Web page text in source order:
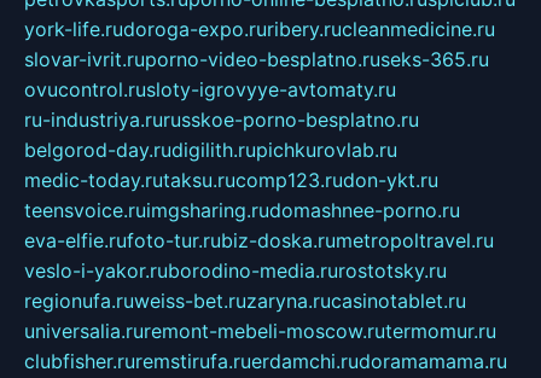
york-life.rudoroga-expo.ruribery.rucleanmedicine.ru
slovar-ivrit.ruporno-video-besplatno.ruseks-365.ru
ovucontrol.rusloty-igrovyye-avtomaty.ru
ru-industriya.rurusskoe-porno-besplatno.ru
belgorod-day.rudigilith.rupichkurovlab.ru
medic-today.rutaksu.rucomp123.rudon-ykt.ru
teensvoice.ruimgsharing.rudomashnee-porno.ru
eva-elfie.rufoto-tur.rubiz-doska.rumetropoltravel.ru
veslo-i-yakor.ruborodino-media.rurostotsky.ru
regionufa.ruweiss-bet.ruzaryna.rucasinotablet.ru
universalia.ruremont-mebeli-moscow.rutermomur.ru
clubfisher.ruremstirufa.ruerdamchi.rudoramamama.ru